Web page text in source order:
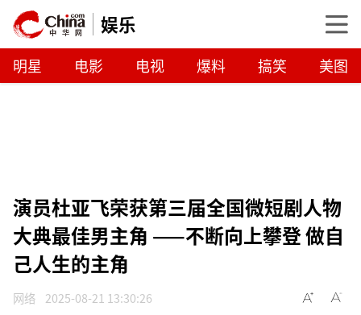
娱乐
明星 电影 电视 爆料 搞笑 美图
演员杜亚飞荣获第三届全国微短剧人物
大典最佳男主角 ——不断向上攀登 做自
己人生的主角
网络 2025-08-21 13:30:26